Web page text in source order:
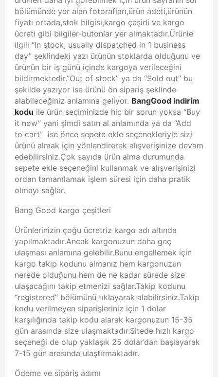
bölümünde yer alan fotorafları,ürün adeti,ürünün
fiyatı ortada,stok bilgisi,kargo çeşidi ve kargo
ücreti gibi bilgiler-butonlar yer almaktadır.Ürünle
ilgili “In stock, usually dispatched in 1 business
day” şeklindeki yazı ürünün stoklarda olduğunu ve
ürünün bir iş günü içinde kargoya verileceğini
bildirmektedir.”Out of stock” ya da “Sold out” bu
şekilde yazıyor ise ürünü ön sipariş şeklinde
alabileceğiniz anlamına geliyor. BangGood indirim
kodu ile ürün seçiminizde hiç bir sorun yoksa “Buy
it now” yani şimdi satın al anlamında ya da “Add
to cart” ise önce sepete ekle seçenekleriyle sizi
ürünü almak için yönlendirerek alışverişinize devam
edebilirsiniz.Çok sayıda ürün alma durumunda
sepete ekle seçeneğini kullanmak ve alışverişinizi
ordan tamamlamak işlem süresi için daha pratik
olmayı sağlar.
Bang Good kargo çeşitleri
Ürünlerinizin çoğu ücretriz kargo adı altında
yapılmaktadır.Ancak kargonuzun daha geç
ulaşması anlamına gelebilir.Bunu engellemek için
kargo takip kodunu almanız hem kargonuzun
nerede olduğunu hem de ne kadar sürede size
ulaşacağını takip etmenizi sağlar.Takip kodunu
“registered” bölümünü tıklayarak alabilirsiniz.Takip
kodu verilmeyen siparişleriniz için 1 dolar
karşılığında takip kodu alarak kargonuzun 15-35
gün arasında size ulaşmaktadır.Sitede hızlı kargo
seçeneği de olup yaklaşık 25 dolar’dan başlayarak
7-15 gün arasında ulaştırmaktadır.
Ödeme ve sipariş adımı